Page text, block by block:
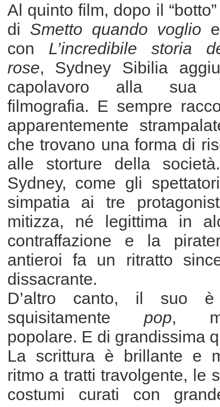
Al quinto film, dopo il
di Smetto quando voglio
con L’incredibile storia
rose, Sydney Sibilia
capolavoro alla sua
filmografia. E sempre
apparentemente
che trovano una forma di
alle storture della
Sydney, come gli
simpatia ai tre
mitizza, né legittima in
contraffazione e la
antieroi fa un ritratto
dissacrante.
D’altro canto, il suo
squisitamente pop,
popolare. E di grandissima
La scrittura è brillante e
ritmo a tratti travolgente, le
costumi curati con